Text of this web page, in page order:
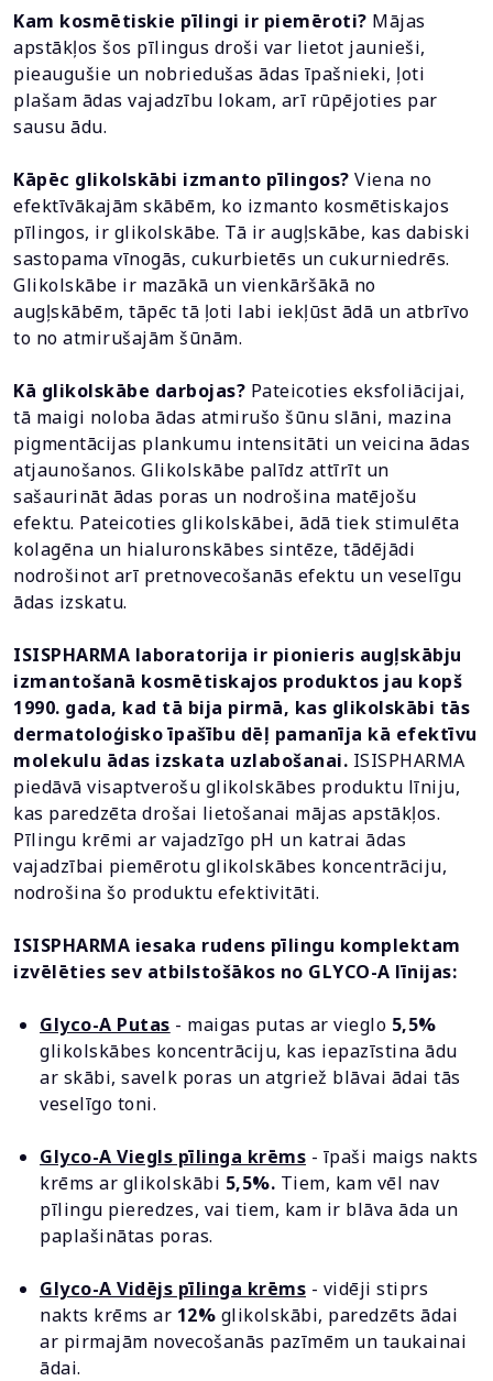
Kam kosmētiskie pīlingi ir piemēroti? Mājas
apstākļos šos pīlingus droši var lietot jaunieši,
pieaugušie un nobriedušas ādas īpašnieki, ļoti
plašam ādas vajadzību lokam, arī rūpējoties par
sausu ādu.
Kāpēc glikolskābi izmanto pīlingos? Viena no
efektīvākajām skābēm, ko izmanto kosmētiskajos
pīlingos, ir glikolskābe. Tā ir augļskābe, kas dabiski
sastopama vīnogās, cukurbietēs un cukurniedrēs.
Glikolskābe ir mazākā un vienkāršākā no
augļskābēm, tāpēc tā ļoti labi iekļūst ādā un atbrīvo
to no atmirušajām šūnām.
Kā glikolskābe darbojas? Pateicoties eksfoliācijai,
tā maigi noloba ādas atmirušo šūnu slāni, mazina
pigmentācijas plankumu intensitāti un veicina ādas
atjaunošanos. Glikolskābe palīdz attīrīt un
sašaurināt ādas poras un nodrošina matējošu
efektu. Pateicoties glikolskābei, ādā tiek stimulēta
kolagēna un hialuronskābes sintēze, tādējādi
nodrošinot arī pretnovecošanās efektu un veselīgu
ādas izskatu.
ISISPHARMA laboratorija ir pionieris augļskābju
izmantošanā kosmētiskajos produktos jau kopš
1990. gada, kad tā bija pirmā, kas glikolskābi tās
dermatoloģisko īpašību dēļ pamanīja kā efektīvu
molekulu ādas izskata uzlabošanai. ISISPHARMA
piedāvā visaptverošu glikolskābes produktu līniju,
kas paredzēta drošai lietošanai mājas apstākļos.
Pīlingu krēmi ar vajadzīgo pH un katrai ādas
vajadzībai piemērotu glikolskābes koncentrāciju,
nodrošina šo produktu efektivitāti.
ISISPHARMA iesaka rudens pīlingu komplektam
izvēlēties sev atbilstošākos no GLYCO-A līnijas:
Glyco-A Putas - maigas putas ar vieglo 5,5%
glikolskābes koncentrāciju, kas iepazīstina ādu
ar skābi, savelk poras un atgriež blāvai ādai tās
veselīgo toni.
Glyco-A Viegls pīlinga krēms - īpaši maigs nakts
krēms ar glikolskābi 5,5%. Tiem, kam vēl nav
pīlingu pieredzes, vai tiem, kam ir blāva āda un
paplašinātas poras.
Glyco-A Vidējs pīlinga krēms - vidēji stiprs
nakts krēms ar 12% glikolskābi, paredzēts ādai
ar pirmajām novecošanās pazīmēm un taukainai
ādai.